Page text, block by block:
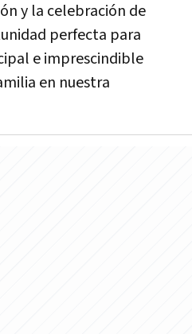
y la celebración de
perfecta para
e imprescindible
en nuestra